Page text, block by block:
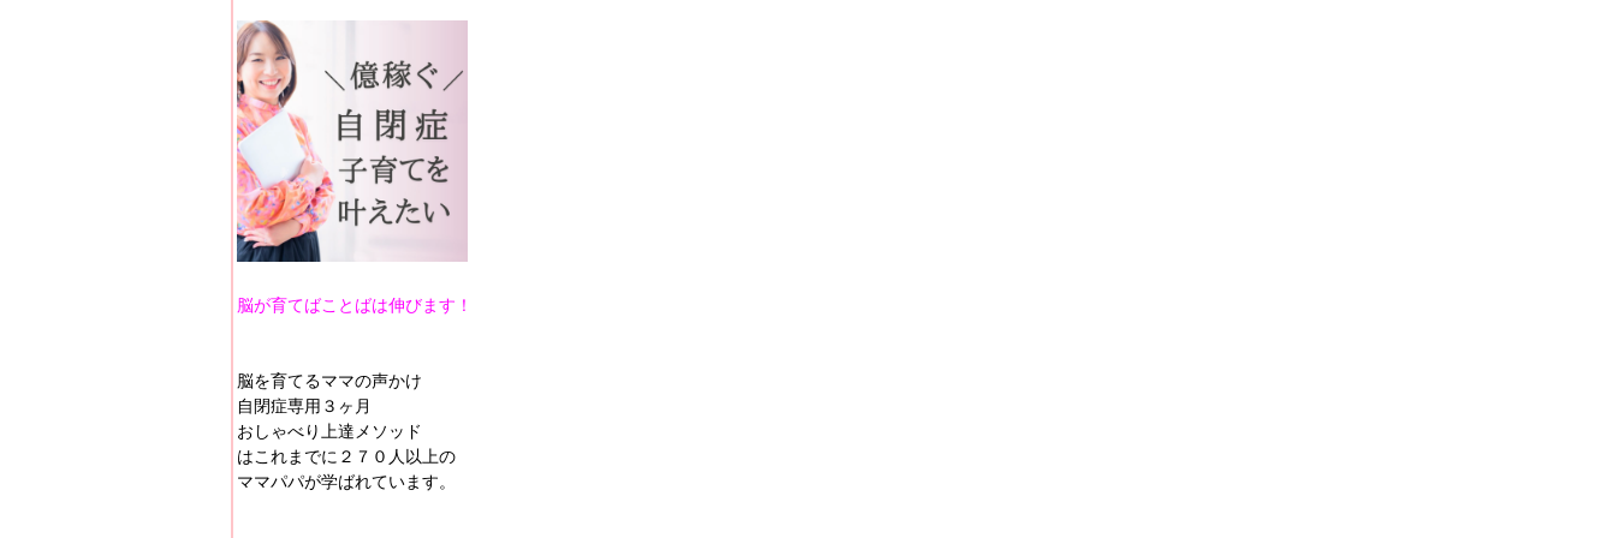
脳が育てばことばは伸びます！
脳を育てるママの声かけ
自閉症専用３ヶ月
おしゃべり上達メソッド
はこれまでに２７０人以上の
ママパパが学ばれています。